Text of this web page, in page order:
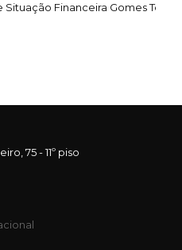
Financeira Gomes
75 - 11º piso